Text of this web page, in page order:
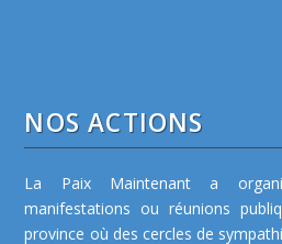
NOS ACTIONS
La Paix Maintenant a
manifestations ou réunions
province où des cercles de